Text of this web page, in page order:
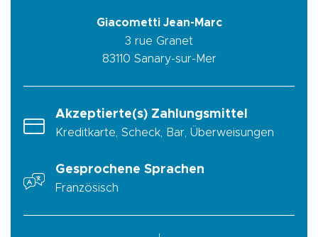
Giacometti Jean-Marc
3 rue Granet
83110 Sanary-sur-Mer
Akzeptierte(s) Zahlungsmittel
Kreditkarte, Scheck, Bar, Überweisungen
Gesprochene Sprachen
Französisch